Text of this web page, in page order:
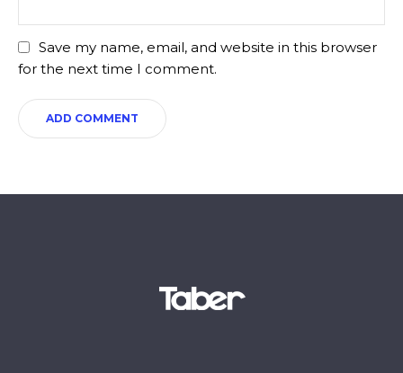
Save my name, email, and website in this browser
for the next time I comment.